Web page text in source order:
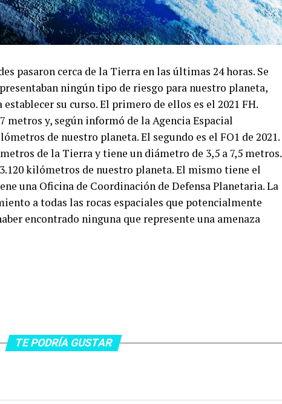
pasaron cerca de la Tierra en las últimas 24 horas. Se
ningún tipo de riesgo para nuestro planeta,
su curso. El primero de ellos es el 2021 FH.
metros y, según informó de la Agencia Espacial
de nuestro planeta. El segundo es el FO1 de 2021.
de la Tierra y tiene un diámetro de 3,5 a 7,5 metros.
kilómetros de nuestro planeta. El mismo tiene el
una Oficina de Coordinación de Defensa Planetaria. La
a todas las rocas espaciales que potencialmente
encontrado ninguna que represente una amenaza
TE PODRÍA GUSTAR